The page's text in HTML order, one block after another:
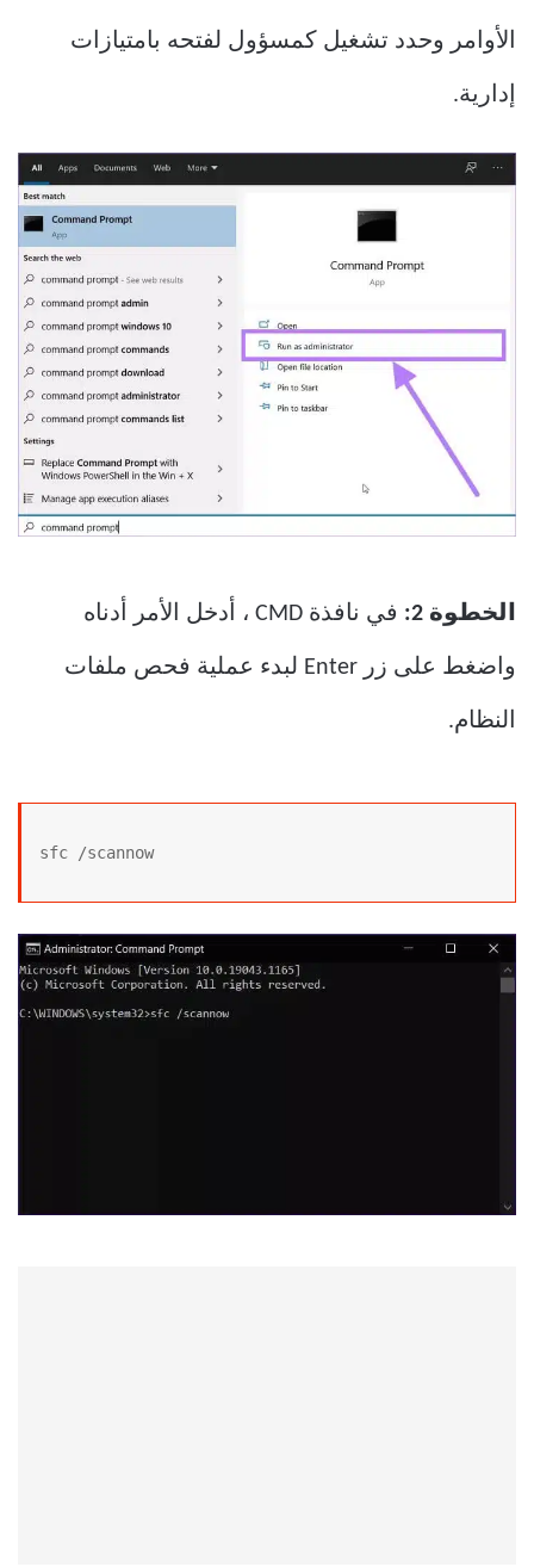
الأوامر وحدد تشغيل كمسؤول لفتحه بامتيازات
إدارية.
الخطوة 2: في نافذة CMD ، أدخل الأمر أدناه
واضغط على زر Enter لبدء عملية فحص ملفات
النظام.
sfc /scannow